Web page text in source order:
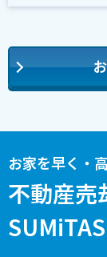
お家を早く・
不動産売
SUMiTAS